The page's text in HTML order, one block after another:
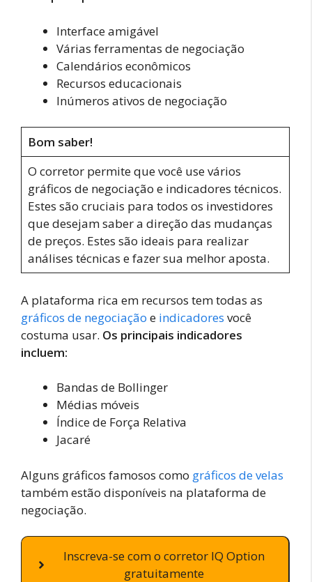
Interface amigável
Várias ferramentas de negociação
Calendários econômicos
Recursos educacionais
Inúmeros ativos de negociação
Bom saber!
O corretor permite que você use vários
gráficos de negociação e indicadores técnicos.
Estes são cruciais para todos os investidores
que desejam saber a direção das mudanças
de preços. Estes são ideais para realizar
análises técnicas e fazer sua melhor aposta.
A plataforma rica em recursos tem todas as
gráficos de negociação e indicadores você
costuma usar. Os principais indicadores
incluem:
Bandas de Bollinger
Médias móveis
Índice de Força Relativa
Jacaré
Alguns gráficos famosos como gráficos de velas
também estão disponíveis na plataforma de
negociação.
Inscreva-se com o corretor IQ Option
gratuitamente